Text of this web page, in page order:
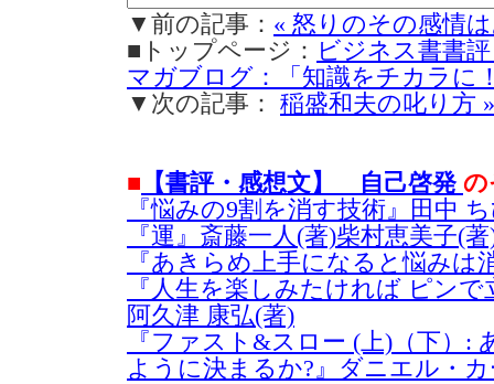
▼前の記事： « 怒りのその感情
■トップページ： ビジネス書書
マガブログ：「知識をチカラに
▼次の記事： 稲盛和夫の叱り方 »
■ 【書評・感想文】 自己啓発 の
『悩みの9割を消す技術』田中
『運』斎藤一人(著)柴村恵美子(著
『あきらめ上手になると悩みは
『人生を楽しみたければ ピン
阿久津 康弘(著)
『ファスト&スロー (上)（下）:
ように決まるか?』ダニエル・